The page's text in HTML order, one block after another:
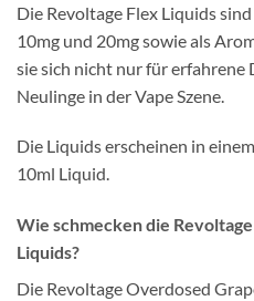
Die Revoltage Flex Liquids
10mg und 20mg sowie als
sie sich nicht nur für erfahrene
Neulinge in der Vape Szene.
Die Liquids erscheinen in
10ml Liquid.
Wie schmecken die
Liquids?
Die Revoltage Overdosed